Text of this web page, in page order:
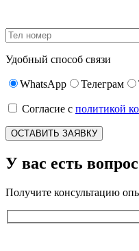
Удобный способ связи
WhatsApp Телеграм
Согласие с политикой
У вас есть
Получите консультацию